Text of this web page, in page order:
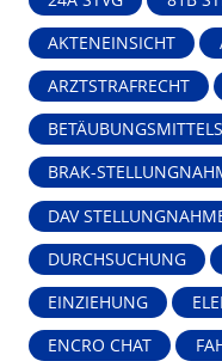
AKTENEINSICHT
ARZTSTRAFRECHT
BRAK-
DAV
DURCHSUCHUNG
EINZIEHUNG
ENCRO CHAT